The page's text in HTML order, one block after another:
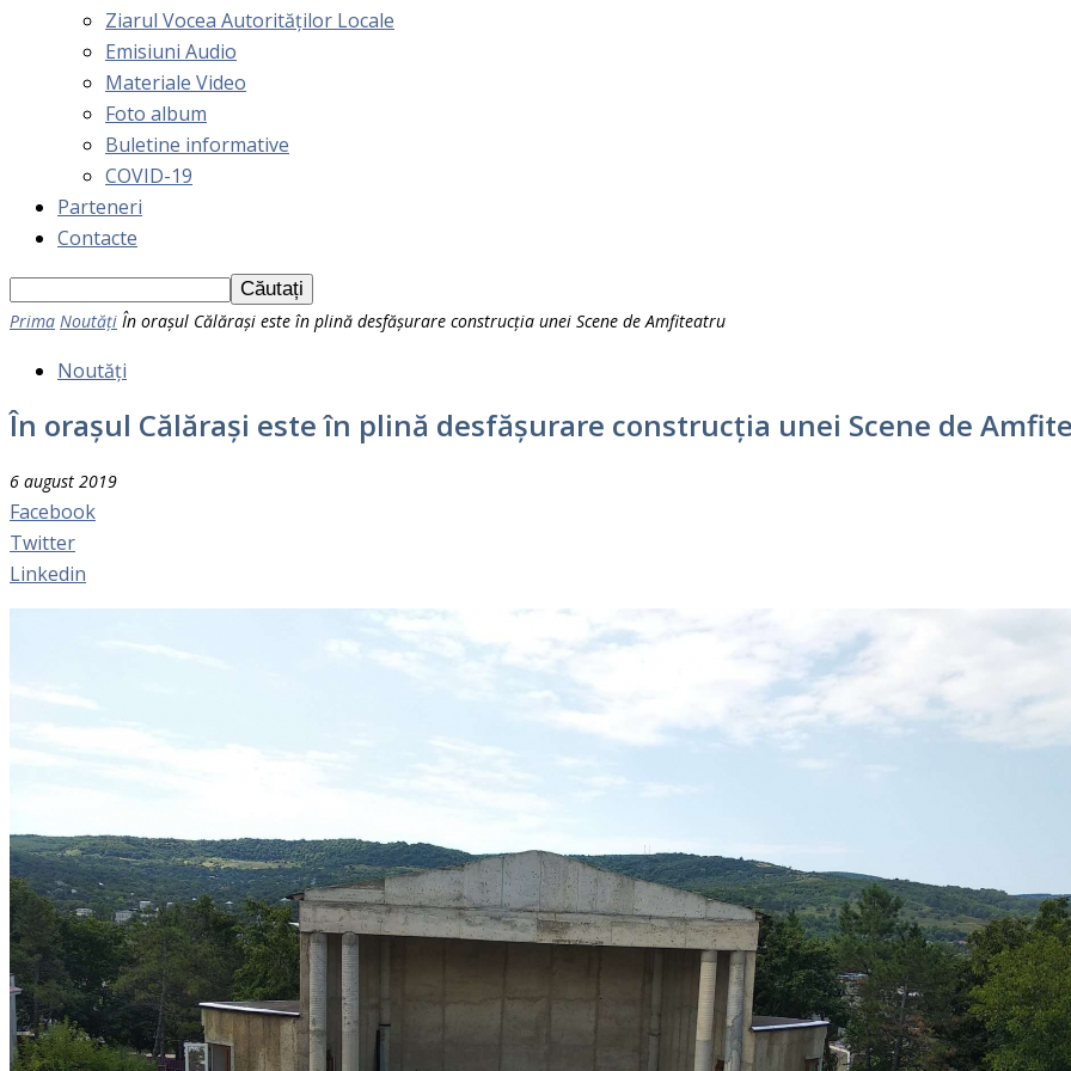
Ziarul Vocea Autorităților Locale
Emisiuni Audio
Materiale Video
Foto album
Buletine informative
COVID-19
Parteneri
Contacte
Prima Noutăți În orașul Călărași este în plină desfășurare construcţia unei Scene de Amfiteatru
Noutăți
În orașul Călărași este în plină desfășurare construcţia unei Scene de
6 august 2019
Facebook
Twitter
Linkedin